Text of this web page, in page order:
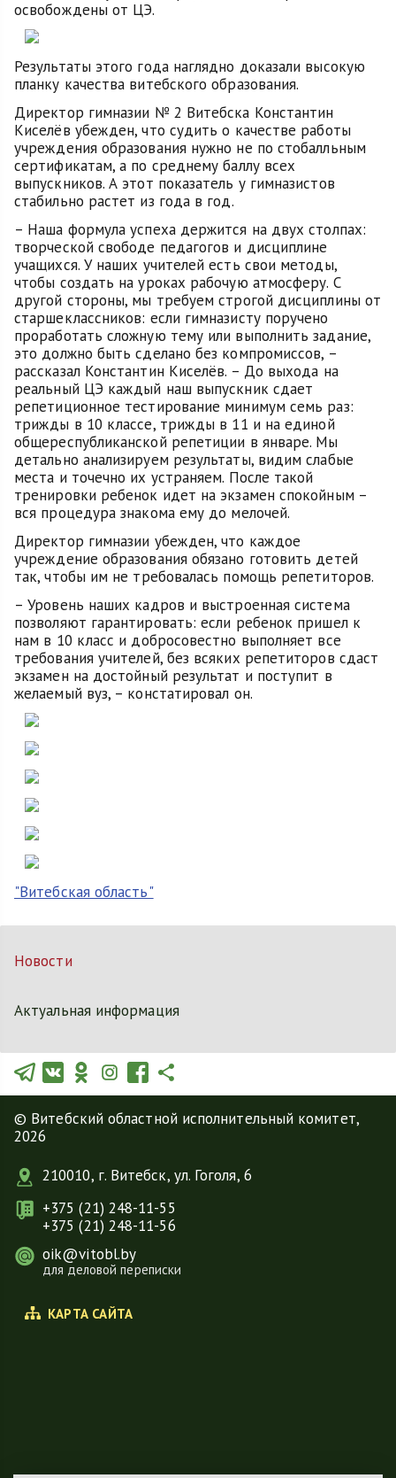
освобождены от ЦЭ.
Результаты этого года наглядно доказали высокую
планку качества витебского образования.
Директор гимназии № 2 Витебска Константин
Киселёв убежден, что судить о качестве работы
учреждения образования нужно не по стобалльным
сертификатам, а по среднему баллу всех
выпускников. А этот показатель у гимназистов
стабильно растет из года в год.
– Наша формула успеха держится на двух столпах:
творческой свободе педагогов и дисциплине
учащихся. У наших учителей есть свои методы,
чтобы создать на уроках рабочую атмосферу. С
другой стороны, мы требуем строгой дисциплины от
старшеклассников: если гимназисту поручено
проработать сложную тему или выполнить задание,
это должно быть сделано без компромиссов, –
рассказал Константин Киселёв. – До выхода на
реальный ЦЭ каждый наш выпускник сдает
репетиционное тестирование минимум семь раз:
трижды в 10 классе, трижды в 11 и на единой
общереспубликанской репетиции в январе. Мы
детально анализируем результаты, видим слабые
места и точечно их устраняем. После такой
тренировки ребенок идет на экзамен спокойным –
вся процедура знакома ему до мелочей.
Директор гимназии убежден, что каждое
учреждение образования обязано готовить детей
так, чтобы им не требовалась помощь репетиторов.
– Уровень наших кадров и выстроенная система
позволяют гарантировать: если ребенок пришел к
нам в 10 класс и добросовестно выполняет все
требования учителей, без всяких репетиторов сдаст
экзамен на достойный результат и поступит в
желаемый вуз, – констатировал он.
"Витебская область"
Новости
Актуальная информация
© Витебский областной исполнительный комитет,
2026
210010, г. Витебск, ул. Гоголя, 6
+375 (21) 248-11-55
+375 (21) 248-11-56
oik@vitobl.by
для деловой переписки
КАРТА САЙТА